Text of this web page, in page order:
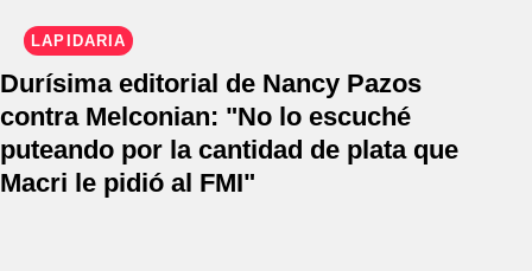
LAPIDARIA
Durísima editorial de Nancy Pazos
contra Melconian: "No lo escuché
puteando por la cantidad de plata que
Macri le pidió al FMI"